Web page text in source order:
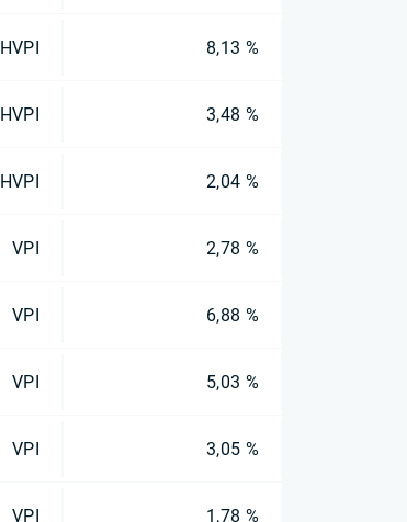
HVPI 8,13 %
HVPI 3,48 %
HVPI 2,04 %
VPI 2,78 %
VPI 6,88 %
VPI 5,03 %
VPI 3,05 %
VPI 1,78 %